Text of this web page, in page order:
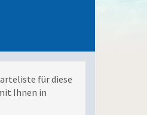
für diese
Ihnen in